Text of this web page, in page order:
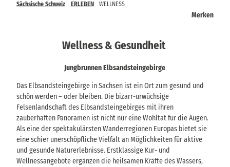
Sächsische Schweiz ERLEBEN WELLNESS
Merken
Wellness & Gesundheit
Jungbrunnen Elbsandsteingebirge
Das Elbsandsteingebirge in Sachsen ist ein Ort zum gesund und
schön werden – oder bleiben. Die bizarr-urwüchsige
Felsenlandschaft des Elbsandsteingebirges mit ihren
zauberhaften Panoramen ist nicht nur eine Wohltat für die Augen.
Als eine der spektakulärsten Wanderregionen Europas bietet sie
eine schier unerschöpfliche Vielfalt an Möglichkeiten für aktive
und gesunde Naturerlebnisse. Erstklassige Kur- und
Wellnessangebote ergänzen die heilsamen Kräfte des Wassers,